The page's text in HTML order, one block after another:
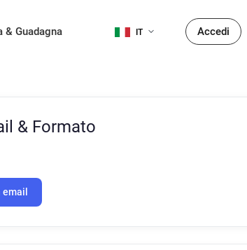
& Guadagna IT Accedi
& Formato
email